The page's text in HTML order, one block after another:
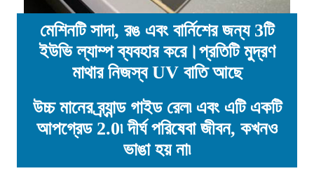
মেশিনটি সাদা, রঙ এবং বার্নিশের জন্য 3টি
ইউভি ল্যাম্প ব্যবহার করে।প্রতিটি মুদ্রণ
মাথার নিজস্ব UV বাতি আছে
উচ্চ মানের ব্র্যান্ড গাইড রেল৷ এবং এটি একটি
আপগ্রেড 2.0৷ দীর্ঘ পরিষেবা জীবন, কখনও
ভাঙা হয় না৷